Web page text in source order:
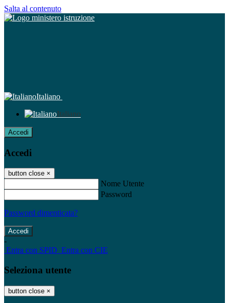
Salta al contenuto
Italiano
Italiano
Accedi
Accedi
button close ×
Nome Utente
Password
Password dimenticata?
-
Entra con SPID Entra con CIE
Seleziona utente
button close ×